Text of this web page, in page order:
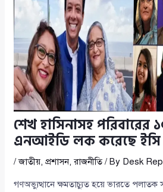
শেখ হাসিনাসহ পরিবারের
এনআইডি লক করেছে ইসি
/জাতীয়,প্রশাসন,রাজনীতি/ By Desk
গণঅভ্যুত্থানে ক্ষমতাচ্যুত হয়ে ভারতে পলাতক